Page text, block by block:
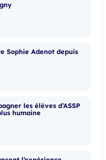
Sophie Adenot depuis
les élèves d’ASSP
humaine